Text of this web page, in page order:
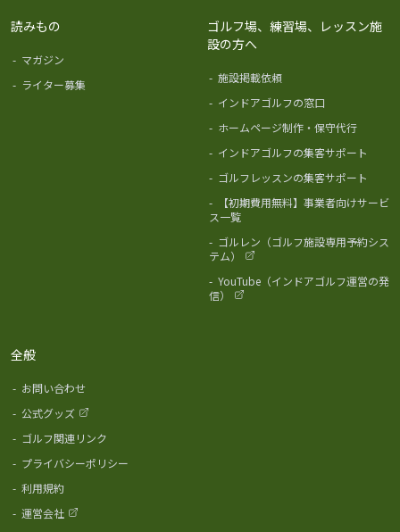
読みもの
- マガジン
- ライター募集
ゴルフ場、練習場、レッスン施
設の方へ
- 施設掲載依頼
- インドアゴルフの窓口
- ホームページ制作・保守代行
- インドアゴルフの集客サポート
- ゴルフレッスンの集客サポート
-
【初期費用無料】事業者向けサービ
ス一覧
- ゴルレン（ゴルフ施設専用予約シス
テム）
- YouTube（インドアゴルフ運営の発
信）
全般
- お問い合わせ
- 公式グッズ
- ゴルフ関連リンク
- プライバシーポリシー
- 利用規約
- 運営会社